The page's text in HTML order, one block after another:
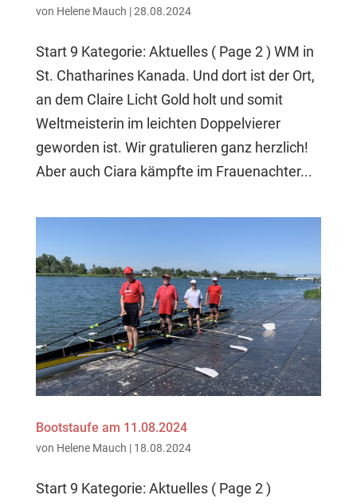
von Helene Mauch |28.08.2024
Start 9 Kategorie: Aktuelles ( Page 2 ) WM in
St. Chatharines Kanada. Und dort ist der Ort,
an dem Claire Licht Gold holt und somit
Weltmeisterin im leichten Doppelvierer
geworden ist. Wir gratulieren ganz herzlich!
Aber auch Ciara kämpfte im Frauenachter...
Bootstaufe am 11.08.2024
von Helene Mauch | 18.08.2024
Start 9 Kategorie: Aktuelles ( Page 2 )